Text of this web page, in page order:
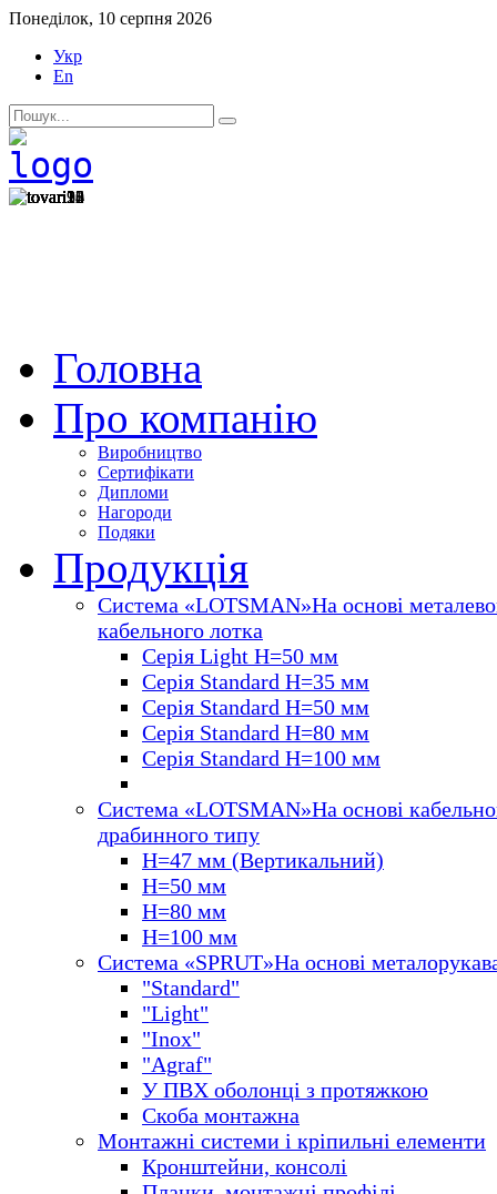
Понеділок, 10 серпня 2026
Укр
En
Головна
Про компанію
Виробництво
Сертифікати
Дипломи
Нагороди
Подяки
Продукція
Система «LOTSMAN»На основі
кабельного лотка
Серія Light H=50 мм
Серія Standard Н=35 мм
Серія Standard Н=50 мм
Серія Standard Н=80 мм
Серія Standard Н=100 мм
Система «LOTSMAN»На основі
драбинного типу
Н=47 мм (Вертикальний)
Н=50 мм
Н=80 мм
Н=100 мм
Система «SPRUT»На основі
"Standard"
"Light"
"Inox"
"Agraf"
У ПВХ оболонці з протяжкою
Скоба монтажна
Монтажні системи і кріпильні елементи
Кронштейни, консолі